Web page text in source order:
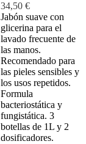
34,50 €
Jabón suave con
glicerina para el
lavado frecuente de
las manos.
Recomendado para
las pieles sensibles y
los usos repetidos.
Formula
bacteriostática y
fungistática. 3
botellas de 1L y 2
dosificadores.